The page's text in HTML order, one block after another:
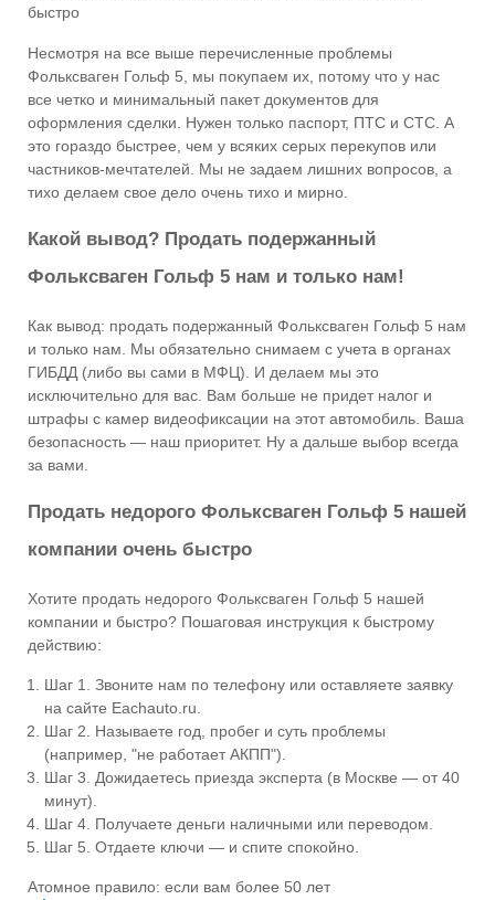
быстро
Несмотря на все выше перечисленные проблемы
Фольксваген Гольф 5, мы покупаем их, потому что у нас
все четко и минимальный пакет документов для
оформления сделки. Нужен только паспорт, ПТС и СТС. А
это гораздо быстрее, чем у всяких серых перекупов или
частников-мечтателей. Мы не задаем лишних вопросов, а
тихо делаем свое дело очень тихо и мирно.
Какой вывод? Продать подержанный
Фольксваген Гольф 5 нам и только нам!
Как вывод: продать подержанный Фольксваген Гольф 5 нам
и только нам. Мы обязательно снимаем с учета в органах
ГИБДД (либо вы сами в МФЦ). И делаем мы это
исключительно для вас. Вам больше не придет налог и
штрафы с камер видеофиксации на этот автомобиль. Ваша
безопасность — наш приоритет. Ну а дальше выбор всегда
за вами.
Продать недорого Фольксваген Гольф 5 нашей
компании очень быстро
Хотите продать недорого Фольксваген Гольф 5 нашей
компании и быстро? Пошаговая инструкция к быстрому
действию:
Шаг 1. Звоните нам по телефону или оставляете заявку
на сайте Eachauto.ru.
Шаг 2. Называете год, пробег и суть проблемы
(например, "не работает АКПП").
Шаг 3. Дожидаетесь приезда эксперта (в Москве — от 40
минут).
Шаг 4. Получаете деньги наличными или переводом.
Шаг 5. Отдаете ключи — и спите спокойно.
Атомное правило: если вам более 50 лет